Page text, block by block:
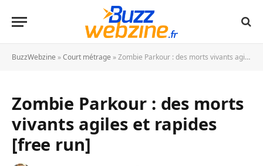
BuzzWebzine »Court métrage »Zombie Parkour : des morts vivants agiles et rapides [free run]
Zombie Parkour : des morts
vivants agiles et rapides
[free run]